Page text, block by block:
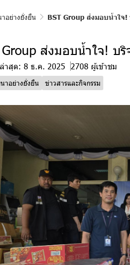
อย่างยั่งยืน BST Group ส่งมอบน้ำใ
Group ส่งมอบน้ำใจ! บ
าสุด: 8 ธ.ค. 2025 2708 ผู้เข้าชม
าอย่างยั่งยืน ข่าวสารและกิจกรรม